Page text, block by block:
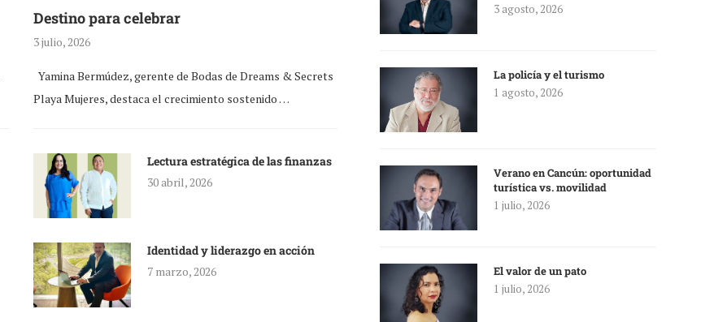
Destino para celebrar
3 julio, 2026
Yamina Bermúdez, gerente de Bodas de Dreams & Secrets
Playa Mujeres, destaca el crecimiento sostenido …
Lectura estratégica de las finanzas
30 abril, 2026
Identidad y liderazgo en acción
7 marzo, 2026
3 agosto, 2026
La policía y el turismo
1 agosto, 2026
Verano en Cancún: oportunidad
turística vs. movilidad
1 julio, 2026
El valor de un pato
1 julio, 2026